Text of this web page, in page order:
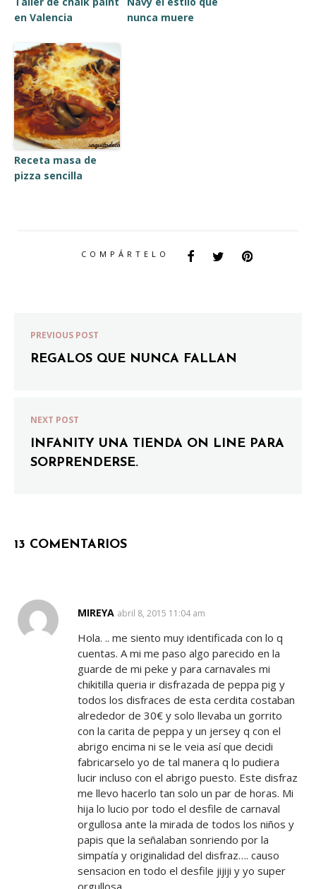
en Valencia
nunca muere
Receta masa de
pizza sencilla
COMPÁRTELO
PREVIOUS POST
REGALOS QUE NUNCA FALLAN
NEXT POST
INFANITY UNA TIENDA ON LINE PARA
SORPRENDERSE.
13 COMENTARIOS
MIREYA SAYS:
abril 8, 2015 11:04 am
Hola. .. me siento muy identificada con lo q
cuentas. A mi me paso algo parecido en la
guarde de mi peke y para carnavales mi
chikitilla queria ir disfrazada de peppa pig y
todos los disfraces de esta cerdita costaban
alrededor de 30€ y solo llevaba un gorrito
con la carita de peppa y un jersey q con el
abrigo encima ni se le veia así que decidi
fabricarselo yo de tal manera q lo pudiera
lucir incluso con el abrigo puesto. Este disfraz
me llevo hacerlo tan solo un par de horas. Mi
hija lo lucio por todo el desfile de carnaval
orgullosa ante la mirada de todos los niños y
papis que la señalaban sonriendo por la
simpatía y originalidad del disfraz…. causo
sensacion en todo el desfile jijiji y yo super